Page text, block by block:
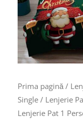
Prima pagină/
Single / Lenjerie
Lenjerie Pat 1